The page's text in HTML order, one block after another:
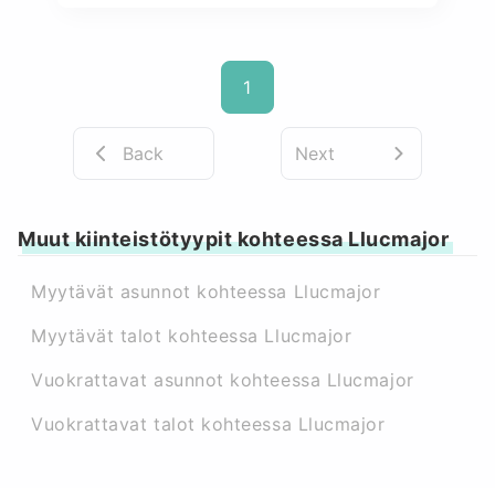
1
Back Next
Muut kiinteistötyypit kohteessa Llucmajor
Myytävät asunnot kohteessa Llucmajor
Myytävät talot kohteessa Llucmajor
Vuokrattavat asunnot kohteessa Llucmajor
Vuokrattavat talot kohteessa Llucmajor